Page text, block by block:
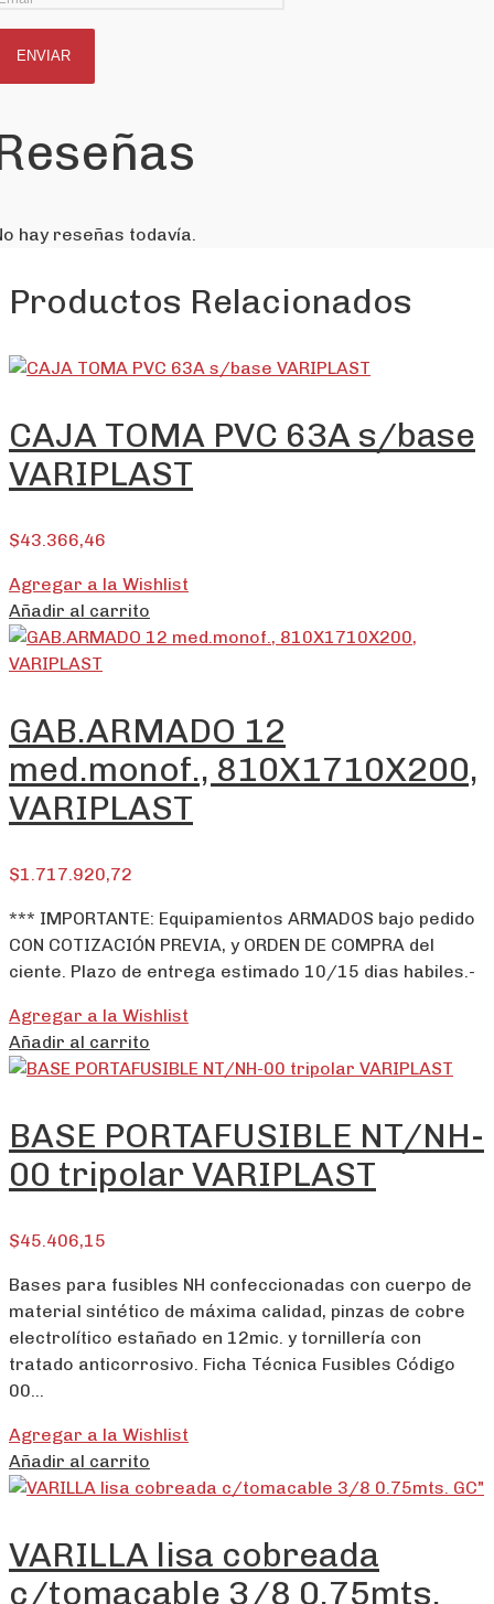
hay reseñas todavía.
Productos Relacionados
CAJA TOMA PVC 63A s/base
VARIPLAST
$43.366,46
Agregar a la Wishlist
Añadir al carrito
GAB.ARMADO 12
med.monof., 810X1710X200,
VARIPLAST
$1.717.920,72
*** IMPORTANTE: Equipamientos ARMADOS bajo pedido
CON COTIZACIÓN PREVIA, y ORDEN DE COMPRA del
ciente. Plazo de entrega estimado 10/15 dias habiles.-
Agregar a la Wishlist
Añadir al carrito
BASE PORTAFUSIBLE NT/NH-
00 tripolar VARIPLAST
$45.406,15
Bases para fusibles NH confeccionadas con cuerpo de
material sintético de máxima calidad, pinzas de cobre
electrolítico estañado en 12mic. y tornillería con
tratado anticorrosivo. Ficha Técnica Fusibles Código
00…
Agregar a la Wishlist
Añadir al carrito
VARILLA lisa cobreada
c/tomacable 3/8 0.75mts.